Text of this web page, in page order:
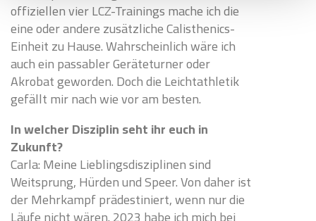
offiziellen vier LCZ-Trainings mache ich die
eine oder andere zusätzliche Calisthenics-
Einheit zu Hause. Wahrscheinlich wäre ich
auch ein passabler Geräteturner oder
Akrobat geworden. Doch die Leichtathletik
gefällt mir nach wie vor am besten.
In welcher Disziplin seht ihr euch in
Zukunft?
Carla: Meine Lieblingsdisziplinen sind
Weitsprung, Hürden und Speer. Von daher ist
der Mehrkampf prädestiniert, wenn nur die